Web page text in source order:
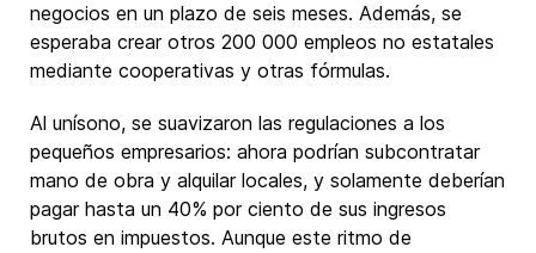
negocios en un plazo de seis meses. Además, se
esperaba crear otros 200 000 empleos no estatales
mediante cooperativas y otras fórmulas.
Al unísono, se suavizaron las regulaciones a los
pequeños empresarios: ahora podrían subcontratar
mano de obra y alquilar locales, y solamente deberían
pagar hasta un 40% por ciento de sus ingresos
brutos en impuestos. Aunque este ritmo de